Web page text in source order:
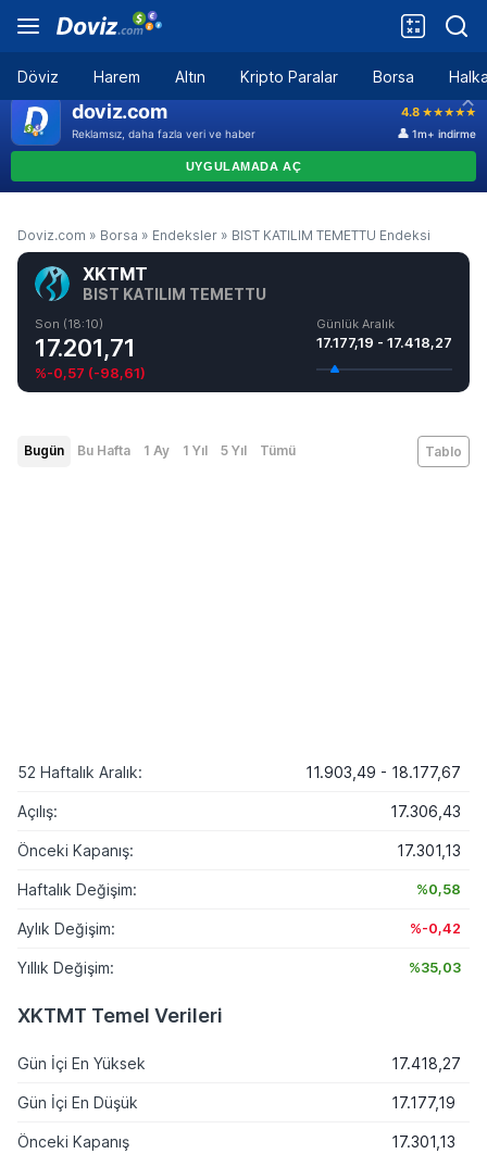
Döviz Harem Altın Kripto Paralar Borsa
Doviz.com » Borsa » Endeksler » BIST KATILIM TEMETTU Endeksi
XKTMT
BIST KATILIM TEMETTU
Son (18:10)
17.201,71
%-0,57 (-98,61)
Günlük Aralık
17.177,19 - 17.418,27
Bugün Bu Hafta 1 Ay 1 Yıl 5 Yıl Tümü Tablo
52 Haftalık Aralık: 11.903,49 - 18.177,67
Açılış: 17.306,43
Önceki Kapanış: 17.301,13
Haftalık Değişim: %0,58
Aylık Değişim: %-0,42
Yıllık Değişim: %35,03
XKTMT Temel Verileri
Gün İçi En Yüksek 17.418,27
Gün İçi En Düşük 17.177,19
Önceki Kapanış 17.301,13